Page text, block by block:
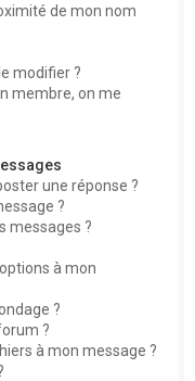
de mon nom
modifier ?
membre, on me
une réponse ?
?
messages ?
à mon
?
?
à mon message ?